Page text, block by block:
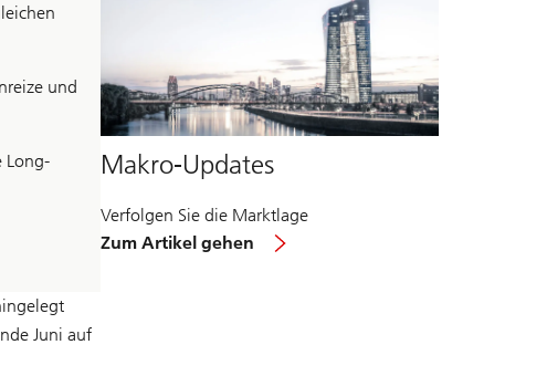
und
Long-
Juni auf
Makro-Updates
Verfolgen Sie die Marktlage
Zum Artikel gehen